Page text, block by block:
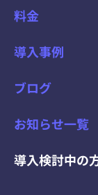
料金
導入事例
ブログ
お知らせ一覧
導入検討中の